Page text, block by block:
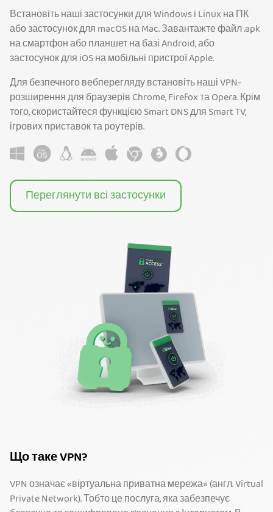
Встановіть наші застосунки для Windows і Linux на ПК
або застосунок для macOS на Mac. Завантажте файл .apk
на смартфон або планшет на базі Android, або
застосунок для iOS на мобільні пристрої Apple.
Для безпечного вебперегляду встановіть наші VPN-
розширення для браузерів Chrome, Firefox та Opera. Крім
того, скористайтеся функцією Smart DNS для Smart TV,
ігрових приставок та роутерів.
Переглянути всі застосунки
Що таке VPN?
VPN означає «віртуальна приватна мережа» (англ. Virtual
Private Network). Тобто це послуга, яка забезпечує